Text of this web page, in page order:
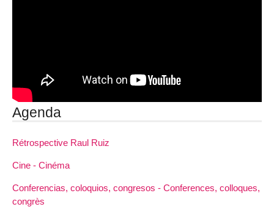
Agenda
Rétrospective Raul Ruiz
Cine - Cinéma
Conferencias, coloquios, congresos - Conferences, colloques,
congrès